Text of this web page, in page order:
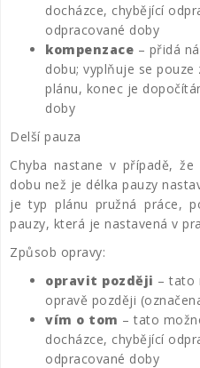
docházce, chybějící
odpracované doby
kompenzace – přidá
dobu; vyplňuje se
plánu, konec je
doby
Delší pauza
Chyba nastane v případě,
dobu než je délka pauzy
je typ plánu pružná práce,
pauzy, která je nastavená v
Způsob opravy:
opravit později – tato
opravě později
vím o tom – tato
docházce, chybějící
odpracované doby